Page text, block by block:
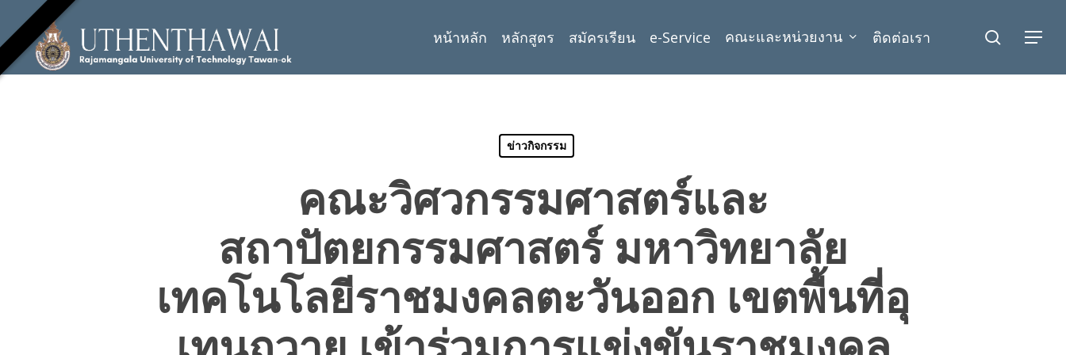
main
content
หน้าหลัก หลักสูตร สมัครเรียน e-Service คณะและหน่วยงาน ติดต่อเรา search
Menu
ข่าวกิจกรรม
คณะวิศวกรรมศาสตร์และ
สถาปัตยกรรมศาสตร์ มหาวิทยาลัย
เทคโนโลยีราชมงคลตะวันออก เขตพื้นที่อุ